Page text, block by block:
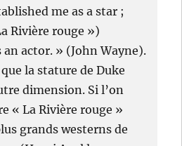
me as a star ;
Rivière rouge »)
an actor. » (John Wayne).
la stature de Duke
dimension. Si l’on
« La Rivière rouge »
grands westerns de